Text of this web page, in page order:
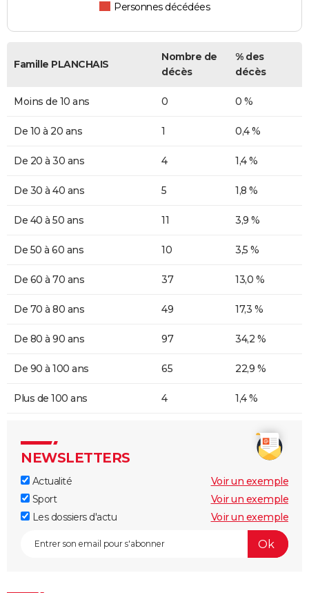
Personnes décédées
Famille PLANCHAIS
Nombre de
décès
% des
décès
Moins de 10 ans 0 0 %
De 10 à 20 ans 1 0,4 %
De 20 à 30 ans 4 1,4 %
De 30 à 40 ans 5 1,8 %
De 40 à 50 ans 11 3,9 %
De 50 à 60 ans 10 3,5 %
De 60 à 70 ans 37 13,0 %
De 70 à 80 ans 49 17,3 %
De 80 à 90 ans 97 34,2 %
De 90 à 100 ans 65 22,9 %
Plus de 100 ans 4 1,4 %
NEWSLETTERS
Actualité
Voir un exemple
Sport
Voir un exemple
Les dossiers d'actu
Voir un exemple